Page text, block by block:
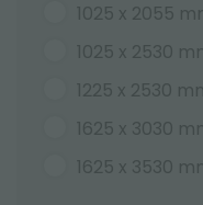
1025 x 2055
1025 x 2530
1225 x 2530
1625 x 3030
1625 x 3530